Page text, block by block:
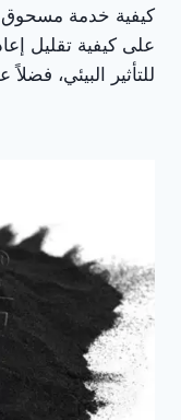
كيفية خدمة
على كيفية تقليل
للتأثير البيئي،